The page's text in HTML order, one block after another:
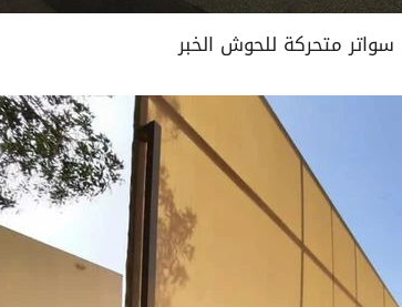
سواتر متحركة للحوش الخبر